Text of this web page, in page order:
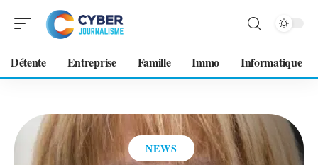
Détente Entreprise Famille Immo Informatique
NEWS